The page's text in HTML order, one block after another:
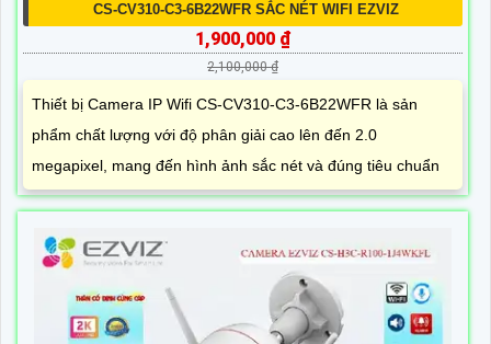
CS-CV310-C3-6B22WFR SẮC NÉT WIFI EZVIZ
1,900,000 ₫
2,100,000 ₫
Thiết bị Camera IP Wifi CS-CV310-C3-6B22WFR là sản
phẩm chất lượng với độ phân giải cao lên đến 2.0
megapixel, mang đến hình ảnh sắc nét và đúng tiêu chuẩn